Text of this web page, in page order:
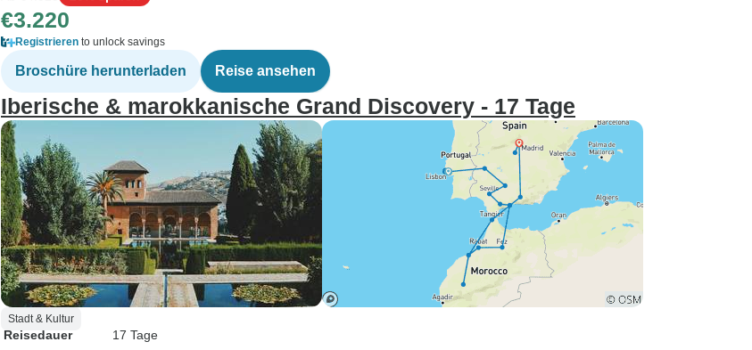
€3.220
Registrieren to unlock savings
Broschüre herunterladen Reise ansehen
Iberische & marokkanische Grand Discovery - 17 Tage
Stadt & Kultur
Reisedauer
17 Tage